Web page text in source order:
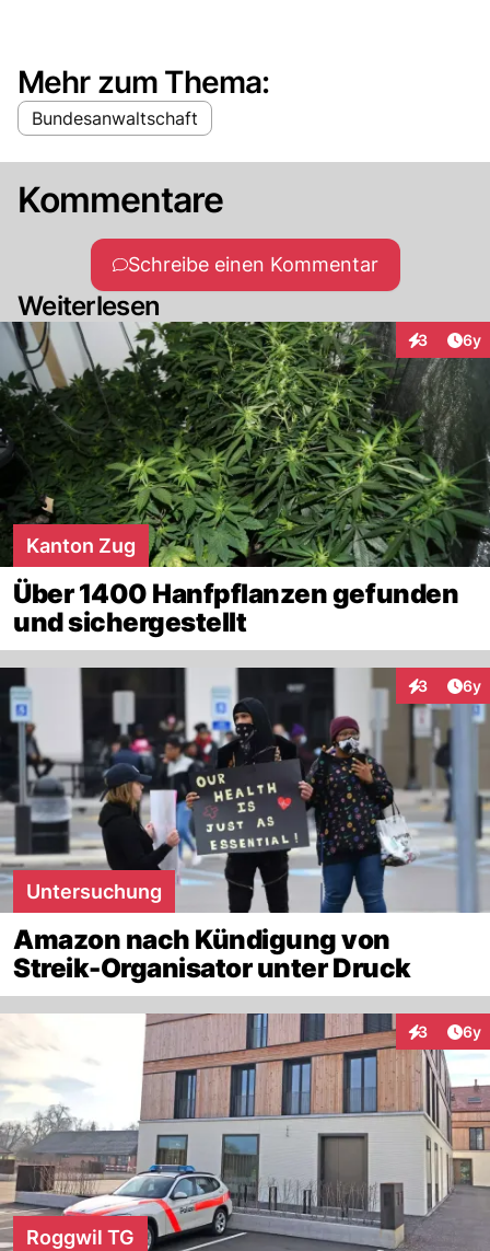
Mehr zum Thema:
Bundesanwaltschaft
Kommentare
Schreibe einen Kommentar
Weiterlesen
3 6y
Kanton Zug
Über 1400 Hanfpflanzen gefunden
und sichergestellt
3 6y
Untersuchung
Amazon nach Kündigung von
Streik-Organisator unter Druck
3 6y
Roggwil TG